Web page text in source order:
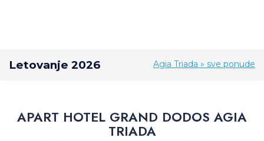
Letovanje 2026 Agia Triada » sve ponude
APART HOTEL GRAND DODOS AGIA
TRIADA